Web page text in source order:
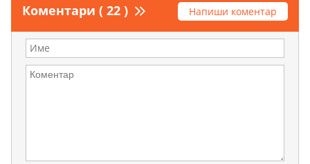
Коментари ( 22 ) Напиши коментар